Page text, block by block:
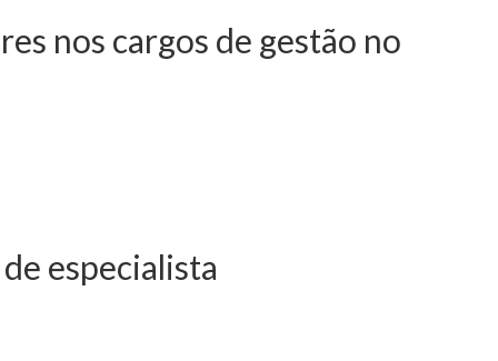
nos cargos de gestão no
especialista
agosto - Regime